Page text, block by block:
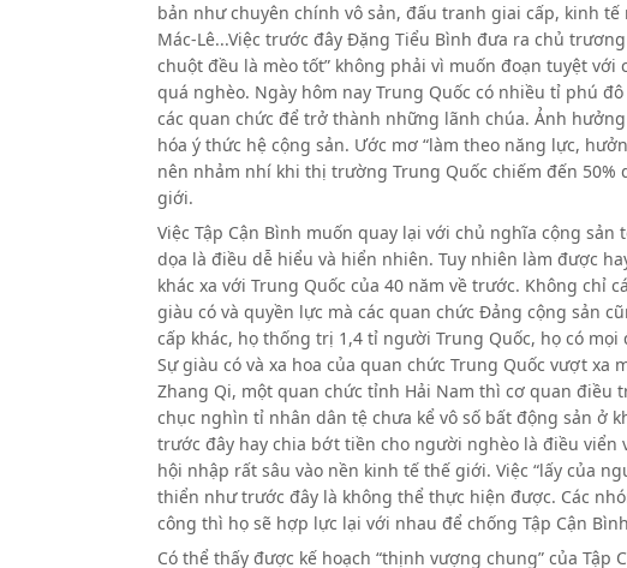
bản như chuyên chính vô sản, đấu tranh giai cấp, kinh
Mác-Lê...Việc trước đây Đặng Tiểu Bình đưa ra chủ
chuột đều là mèo tốt” không phải vì muốn đoạn tuyệt
quá nghèo. Ngày hôm nay Trung Quốc có nhiều tỉ phú
các quan chức để trở thành những lãnh chúa. Ảnh
hóa ý thức hệ cộng sản. Ước mơ “làm theo năng lực,
nên nhảm nhí khi thị trường Trung Quốc chiếm đến
giới.
Việc Tập Cận Bình muốn quay lại với chủ nghĩa cộng
dọa là điều dễ hiểu và hiển nhiên. Tuy nhiên làm được
khác xa với Trung Quốc của 40 năm về trước. Không chỉ
giàu có và quyền lực mà các quan chức Đảng cộng sản
cấp khác, họ thống trị 1,4 tỉ người Trung Quốc, họ có
Sự giàu có và xa hoa của quan chức Trung Quốc vượt
Zhang Qi, một quan chức tỉnh Hải Nam thì cơ quan điều
chục nghìn tỉ nhân dân tệ chưa kể vô số bất động sản ở
trước đây hay chia bớt tiền cho người nghèo là điều viển
hội nhập rất sâu vào nền kinh tế thế giới. Việc “lấy của
thiển như trước đây là không thể thực hiện được. Các
công thì họ sẽ hợp lực lại với nhau để chống Tập Cận
Có thể thấy được kế hoạch “thịnh vượng chung” của Tập